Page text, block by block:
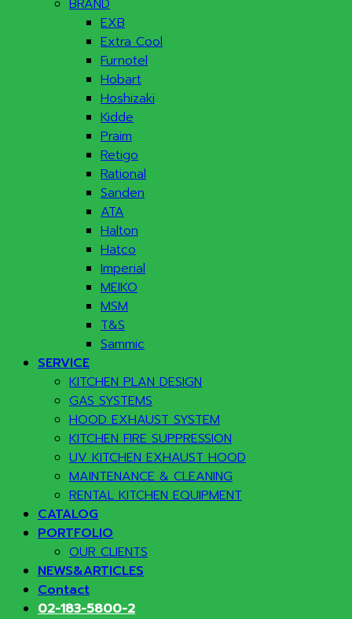
BRAND
EXB
Extra Cool
Furnotel
Hobart
Hoshizaki
Kidde
Praim
Retigo
Rational
Sanden
ATA
Halton
Hatco
Imperial
MEIKO
MSM
T&S
Sammic
SERVICE
KITCHEN PLAN DESIGN
GAS SYSTEMS
HOOD EXHAUST SYSTEM
KITCHEN FIRE SUPPRESSION
UV KITCHEN EXHAUST HOOD
MAINTENANCE & CLEANING
RENTAL KITCHEN EQUIPMENT
CATALOG
PORTFOLIO
OUR CLIENTS
NEWS&ARTICLES
Contact
02-183-5800-2